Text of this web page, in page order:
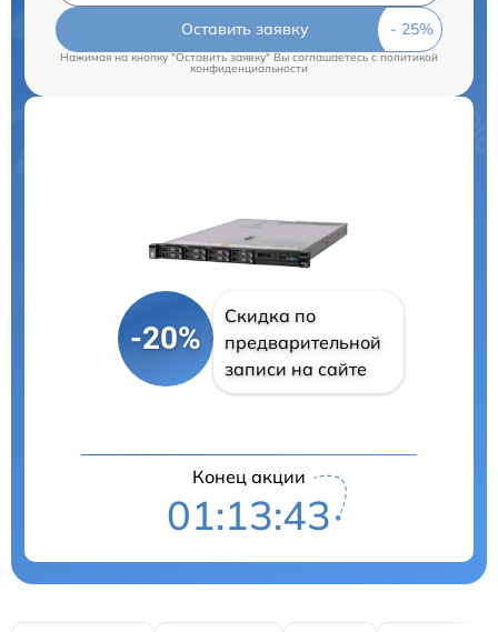
Оставить заявку
Нажимая на кнопку "Оставить заявку" Вы соглашаетесь c политикой
конфиденциальности
-20%
Скидка по
предварительной
записи на сайте
Конец акции
01:13:42